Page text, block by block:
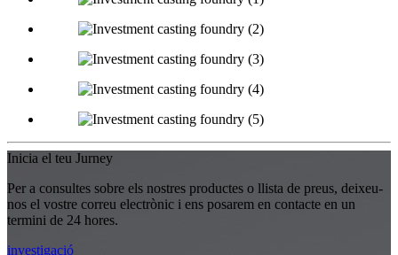
Inicia el teu Jurney
Per a consultes sobre els nostres productes o llista de preus, deixeu-
nos el vostre correu electrònic i ens posarem en contacte en un
termini de 24 hores.
investigació